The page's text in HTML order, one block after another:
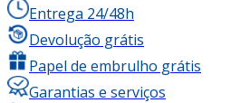
Entrega 24/48h
Devolução grátis
Papel de embrulho grátis
Garantias e serviços